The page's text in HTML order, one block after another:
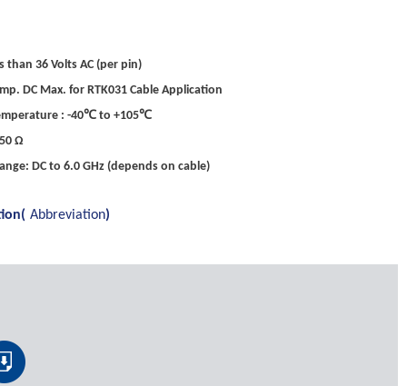
than 36 Volts AC (per pin)
DC Max. for RTK031 Cable Application
: -40℃ to +105℃
Ω
DC to 6.0 GHz (depends on cable)
Abbreviation)